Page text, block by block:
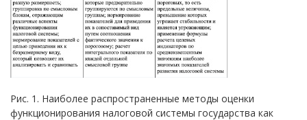
Рис. 1. Наиболее распространенные методы оценки
функционирования налоговой системы государства как